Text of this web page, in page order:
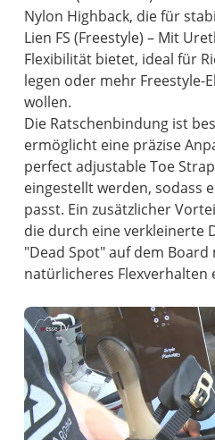
Nylon Highback, die für
Lien FS (Freestyle) – Mit
Flexibilität bietet, ideal für
legen oder mehr Freestyle-
wollen.
Die Ratschenbindung ist
ermöglicht eine präzise
perfect adjustable Toe
eingestellt werden, sodass
passt. Ein zusätzlicher
die durch eine verkleinerte
"Dead Spot" auf dem